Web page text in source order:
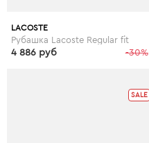
LACOSTE
Рубашка Lacoste Regular fit
-30%
4 886 руб
SALE